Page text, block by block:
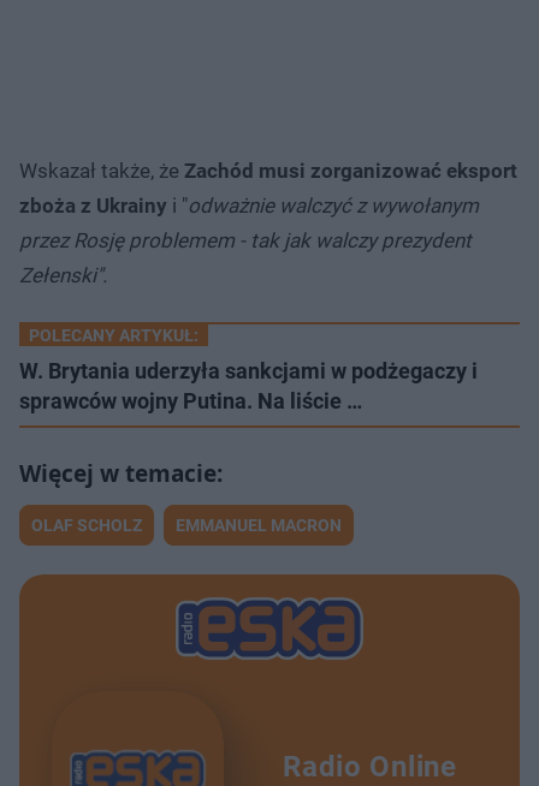
Wskazał także, że Zachód musi zorganizować eksport
zboża z Ukrainy i "odważnie walczyć z wywołanym
przez Rosję problemem - tak jak walczy prezydent
Zełenski".
POLECANY ARTYKUŁ:
W. Brytania uderzyła sankcjami w podżegaczy i
sprawców wojny Putina. Na liście …
OLAF SCHOLZ EMMANUEL MACRON
Radio Online